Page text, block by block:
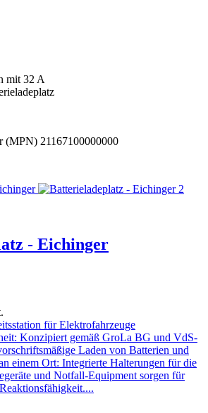
mit 32 A
(MPN) 21167100000000
- Eichinger
für Elektrofahrzeuge
Konzipiert gemäß GroLa BG und VdS-
Laden von Batterien und
einem Ort: Integrierte Halterungen für die
und Notfall-Equipment sorgen für